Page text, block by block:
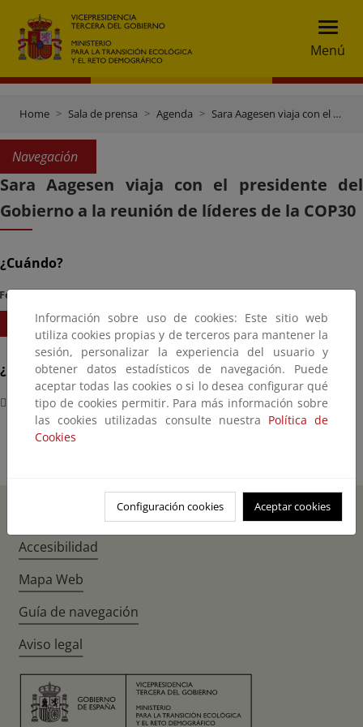
Menú
Home Sala de prensa Agenda Sara Aagesen viaja con el presidente del Gobierno a la reunión de líderes de la COP30
Navegación
Sara Aagesen viaja con el presidente del
Gobierno a la reunión de líderes de la COP30
¿Cuándo?
Fecha Inicio
06/11/2025
Hora
16:00
¿Dónde?
Belém (Brasil)
Información sobre uso de cookies: Este sitio web
utiliza cookies propias y de terceros para mantener la
sesión, personalizar la experiencia del usuario y
obtener datos estadísticos de navegación. Puede
aceptar todas las cookies o si lo desea configurar qué
tipo de cookies permitir. Para más información sobre
las cookies utilizadas consulte nuestra Política de
Cookies
Configuración cookies Aceptar cookies
Accesibilidad
Mapa Web
Guía de navegación
Aviso legal